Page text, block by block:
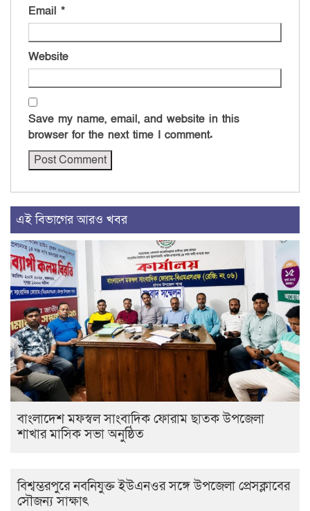
Email *
Website
Save my name, email, and website in this
browser for the next time I comment.
এই বিভাগের আরও খবর
বাংলাদেশ মফস্বল সাংবাদিক ফোরাম ছাতক উপজেলা
শাখার মাসিক সভা অনুষ্ঠিত
বিশ্বম্ভরপুরে নবনিযুক্ত ইউএনওর সঙ্গে উপজেলা প্রেসক্লাবের
সৌজন্য সাক্ষাৎ